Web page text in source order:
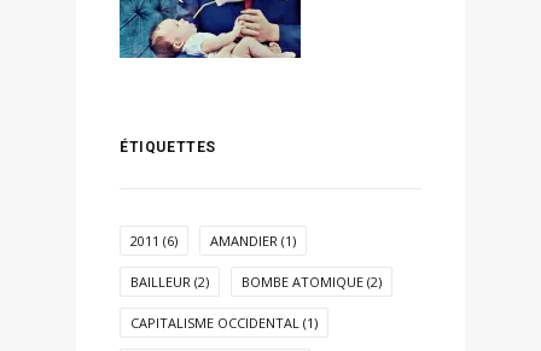
ÉTIQUETTES
2011 (6) AMANDIER (1)
BAILLEUR (2) BOMBE ATOMIQUE (2)
CAPITALISME OCCIDENTAL (1)